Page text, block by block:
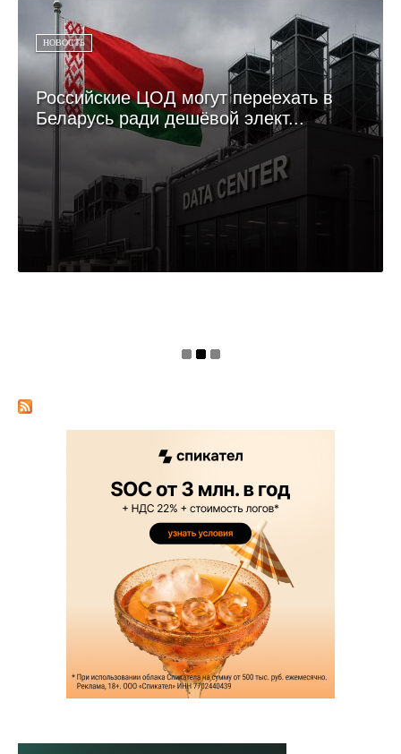
НОВОСТЬ
Российские ЦОД могут переехать в
Беларусь ради дешёвой элект...